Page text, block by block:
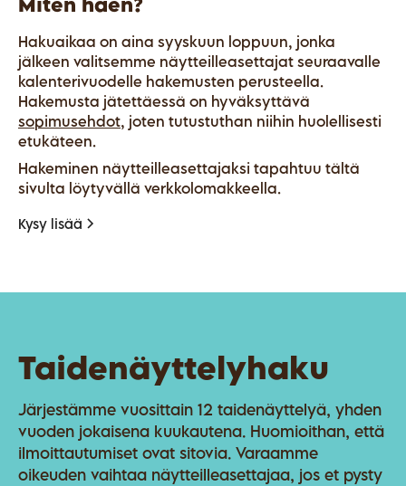
Hakuaikaa on aina syyskuun loppuun, jonka
jälkeen valitsemme näytteilleasettajat seuraavalle
kalenterivuodelle hakemusten perusteella.
Hakemusta jätettäessä on hyväksyttävä
sopimusehdot, joten tutustuthan niihin huolellisesti
etukäteen.
Hakeminen näytteilleasettajaksi tapahtuu tältä
sivulta löytyvällä verkkolomakkeella.
Kysy lisää
Taidenäyttelyhaku
Järjestämme vuosittain 12 taidenäyttelyä, yhden
vuoden jokaisena kuukautena. Huomioithan, että
ilmoittautumiset ovat sitovia. Varaamme
oikeuden vaihtaa näytteilleasettajaa, jos et pysty